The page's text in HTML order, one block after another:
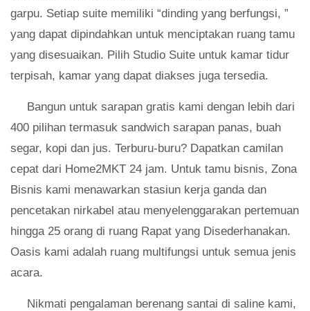
garpu. Setiap suite memiliki “dinding yang berfungsi, ”
yang dapat dipindahkan untuk menciptakan ruang tamu
yang disesuaikan. Pilih Studio Suite untuk kamar tidur
terpisah, kamar yang dapat diakses juga tersedia.
Bangun untuk sarapan gratis kami dengan lebih dari
400 pilihan termasuk sandwich sarapan panas, buah
segar, kopi dan jus. Terburu-buru? Dapatkan camilan
cepat dari Home2MKT 24 jam. Untuk tamu bisnis, Zona
Bisnis kami menawarkan stasiun kerja ganda dan
pencetakan nirkabel atau menyelenggarakan pertemuan
hingga 25 orang di ruang Rapat yang Disederhanakan.
Oasis kami adalah ruang multifungsi untuk semua jenis
acara.
Nikmati pengalaman berenang santai di saline kami,